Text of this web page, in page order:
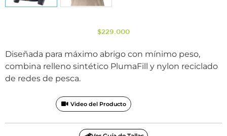
$229.000
Diseñada para máximo abrigo con mínimo peso,
combina relleno sintético PlumaFill y nylon reciclado
de redes de pesca.
Video del Producto